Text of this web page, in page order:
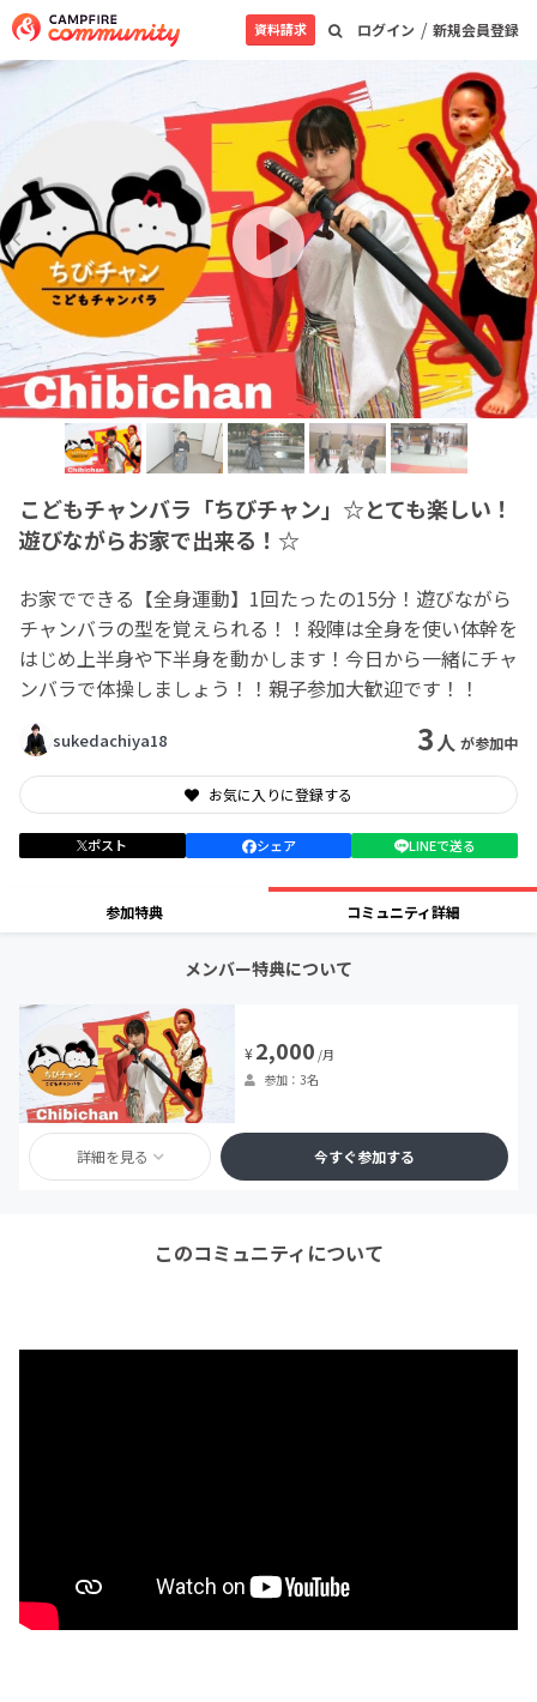
ログイン / 新規会員登録
資料請求
こどもチャンバラ「ちびチャン」☆とても楽しい！
遊びながらお家で出来る！☆
お家でできる【全身運動】1回たったの15分！遊びながら
チャンバラの型を覚えられる！！殺陣は全身を使い体幹を
はじめ上半身や下半身を動かします！今日から一緒にチャ
ンバラで体操しましょう！！親子参加大歓迎です！！
sukedachiya18 3人 が参加中
お気に入りに登録する
ポスト シェア LINEで送る
参加特典 コミュニティ詳細
メンバー特典について
¥2,000 /月
参加：3名
詳細を見る 今すぐ参加する
このコミュニティについて